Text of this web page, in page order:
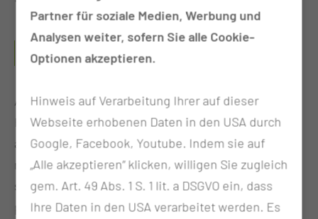
WAS SIND TÄTIGKEITSSCHWERPUNKTE DIESES
PFLEGEBEREICHS?
Auf unserer neurologisch-neurochirurgischen
Frührehabilitationsstation behandeln wir
ausschließlich Patientinnen und Patienten, die
noch vollständig von pflegerischer Hilfe abhängig
sind und mehrmals täglich ärztliche und
pflegerische Überwachung brauchen. Dort gibt es
Partner für soziale Medien, Werbung und
Analysen weiter, sofern Sie alle Cookie-
Optionen akzeptieren.
Hinweis auf Verarbeitung Ihrer auf dieser
Webseite erhobenen Daten in den USA durch
Google, Facebook, Youtube. Indem sie auf
„Alle akzeptieren“ klicken, willigen Sie zugleich
gem. Art. 49 Abs. 1 S. 1 lit. a DSGVO ein, dass
Ihre Daten in den USA verarbeitet werden. Es